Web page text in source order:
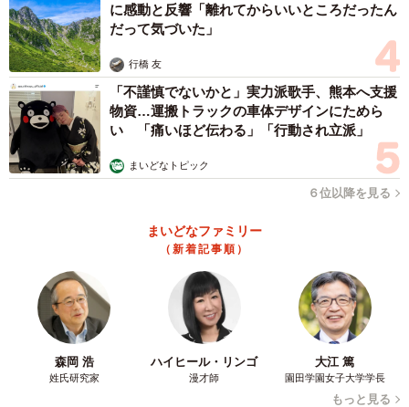
に感動と反響「離れてからいいところだったん
だって気づいた」
行橋 友
「不謹慎でないかと」実力派歌手、熊本へ支援
物資…運搬トラックの車体デザインにためら
い 「痛いほど伝わる」「行動され立派」
まいどなトピック
６位以降を見る
まいどなファミリー
（新着記事順）
森岡 浩
姓氏研究家
ハイヒール・リンゴ
漫才師
大江 篤
園田学園女子大学学長
もっと見る